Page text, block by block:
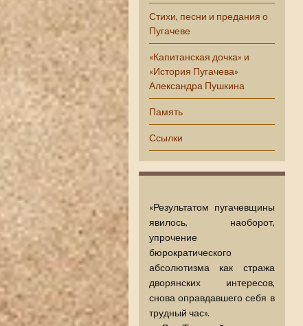
Стихи, песни и предания о
Пугачеве
«Капитанская дочка» и
«История Пугачева»
Александра Пушкина
Память
Ссылки
«Результатом пугачевщины
явилось, наоборот,
упрочение
бюрократического
абсолютизма как стража
дворянских интересов,
снова оправдавшего себя в
трудный час».